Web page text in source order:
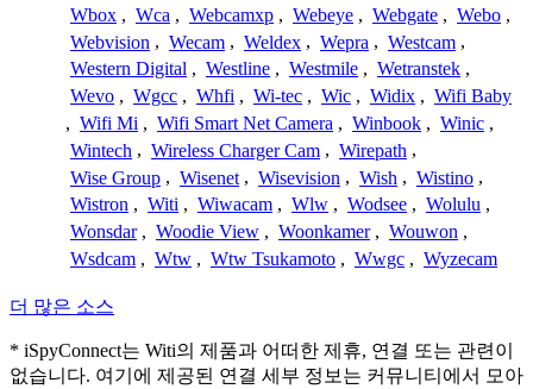
Wbox , Wca , Webcamxp , Webeye , Webgate , Webo ,
Webvision , Wecam , Weldex , Wepra , Westcam ,
Western Digital , Westline , Westmile , Wetranstek ,
Wevo , Wgcc , Whfi , Wi-tec , Wic , Widix , Wifi Baby
, Wifi Mi , Wifi Smart Net Camera , Winbook , Winic ,
Wintech , Wireless Charger Cam , Wirepath ,
Wise Group , Wisenet , Wisevision , Wish , Wistino ,
Wistron , Witi , Wiwacam , Wlw , Wodsee , Wolulu ,
Wonsdar , Woodie View , Woonkamer , Wouwon ,
Wsdcam , Wtw , Wtw Tsukamoto , Wwgc , Wyzecam
더 많은 소스
* iSpyConnect는 Witi의 제품과 어떠한 제휴, 연결 또는 관련이
없습니다. 여기에 제공된 연결 세부 정보는 커뮤니티에서 모아